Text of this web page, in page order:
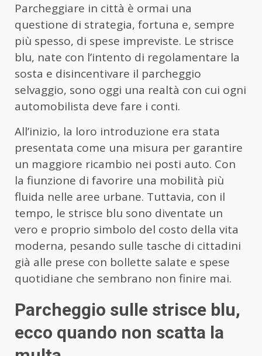
Parcheggiare in città è ormai una
questione di strategia, fortuna e, sempre
più spesso, di spese impreviste. Le strisce
blu, nate con l’intento di regolamentare la
sosta e disincentivare il parcheggio
selvaggio, sono oggi una realtà con cui ogni
automobilista deve fare i conti.
All’inizio, la loro introduzione era stata
presentata come una misura per garantire
un maggiore ricambio nei posti auto. Con
la fiunzione di favorire una mobilità più
fluida nelle aree urbane. Tuttavia, con il
tempo, le strisce blu sono diventate un
vero e proprio simbolo del costo della vita
moderna, pesando sulle tasche di cittadini
già alle prese con bollette salate e spese
quotidiane che sembrano non finire mai.
Parcheggio sulle strisce blu,
ecco quando non scatta la